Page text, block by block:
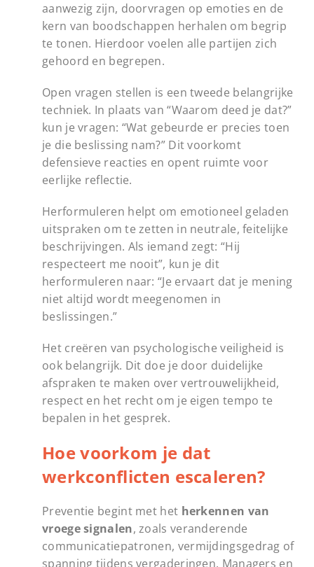
aanwezig zijn, doorvragen op emoties en de
kern van boodschappen herhalen om begrip
te tonen. Hierdoor voelen alle partijen zich
gehoord en begrepen.
Open vragen stellen is een tweede belangrijke
techniek. In plaats van “Waarom deed je dat?”
kun je vragen: “Wat gebeurde er precies toen
je die beslissing nam?” Dit voorkomt
defensieve reacties en opent ruimte voor
eerlijke reflectie.
Herformuleren helpt om emotioneel geladen
uitspraken om te zetten in neutrale, feitelijke
beschrijvingen. Als iemand zegt: “Hij
respecteert me nooit”, kun je dit
herformuleren naar: “Je ervaart dat je mening
niet altijd wordt meegenomen in
beslissingen.”
Het creëren van psychologische veiligheid is
ook belangrijk. Dit doe je door duidelijke
afspraken te maken over vertrouwelijkheid,
respect en het recht om je eigen tempo te
bepalen in het gesprek.
Hoe voorkom je dat
werkconflicten escaleren?
Preventie begint met het herkennen van
vroege signalen, zoals veranderende
communicatiepatronen, vermijdingsgedrag of
spanning tijdens vergaderingen. Managers en